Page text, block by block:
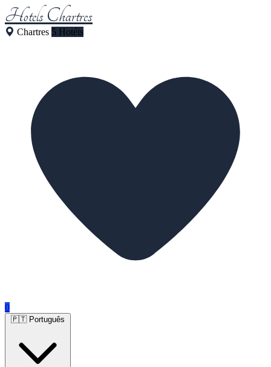
Hotels Chartres
Chartres 5 Hotéis
0